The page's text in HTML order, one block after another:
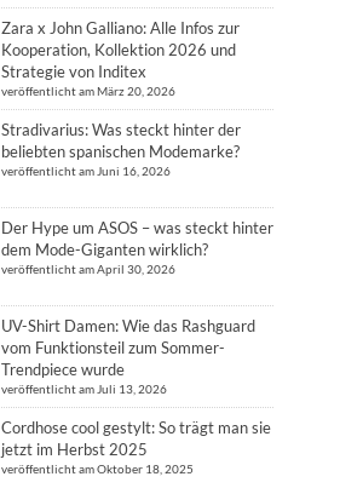
Zara x John Galliano: Alle Infos zur
Kooperation, Kollektion 2026 und
Strategie von Inditex
veröffentlicht am März 20, 2026
Stradivarius: Was steckt hinter der
beliebten spanischen Modemarke?
veröffentlicht am Juni 16, 2026
Der Hype um ASOS – was steckt hinter
dem Mode-Giganten wirklich?
veröffentlicht am April 30, 2026
UV-Shirt Damen: Wie das Rashguard
vom Funktionsteil zum Sommer-
Trendpiece wurde
veröffentlicht am Juli 13, 2026
Cordhose cool gestylt: So trägt man sie
jetzt im Herbst 2025
veröffentlicht am Oktober 18, 2025